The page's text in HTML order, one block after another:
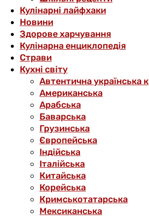
Кулінарні лайфхаки
Новини
Здорове харчування
Кулінарна енциклопедія
Страви
Кухні світу
Автентична українська
Американська
Арабська
Баварська
Грузинська
Європейська
Індійська
Італійська
Китайська
Корейська
Кримськотатарська
Мексиканська